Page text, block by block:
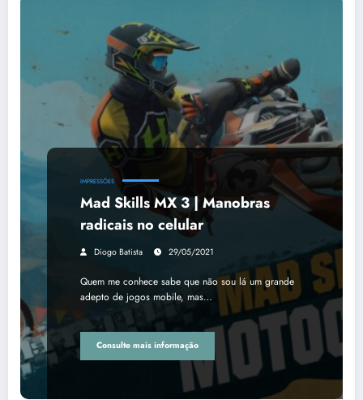
IMPRESSÕES
Mad Skills MX 3 | Manobras
radicais no celular
Diogo Batista 29/05/2021
Quem me conhece sabe que não sou lá um grande
adepto de jogos mobile, mas…
Consulte mais informação